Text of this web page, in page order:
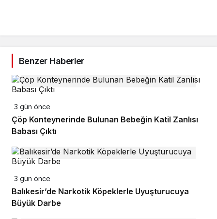
Benzer Haberler
3 gün önce
Çöp Konteynerinde Bulunan Bebeğin Katil Zanlısı
Babası Çıktı
3 gün önce
Balıkesir’de Narkotik Köpeklerle Uyuşturucuya
Büyük Darbe